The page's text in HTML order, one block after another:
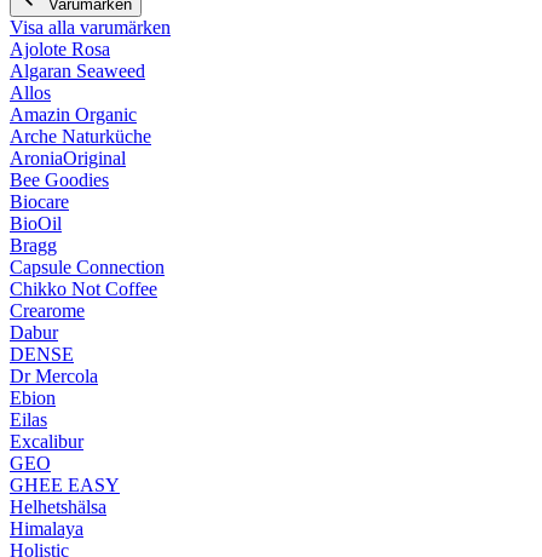
Varumärken
Visa alla varumärken
Ajolote Rosa
Algaran Seaweed
Allos
Amazin Organic
Arche Naturküche
AroniaOriginal
Bee Goodies
Biocare
BioOil
Bragg
Capsule Connection
Chikko Not Coffee
Crearome
Dabur
DENSE
Dr Mercola
Ebion
Eilas
Excalibur
GEO
GHEE EASY
Helhetshälsa
Himalaya
Holistic